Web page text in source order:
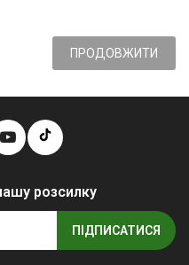
ПРОДОВЖИТИ
розсилку
ПІДПИСАТИСЯ